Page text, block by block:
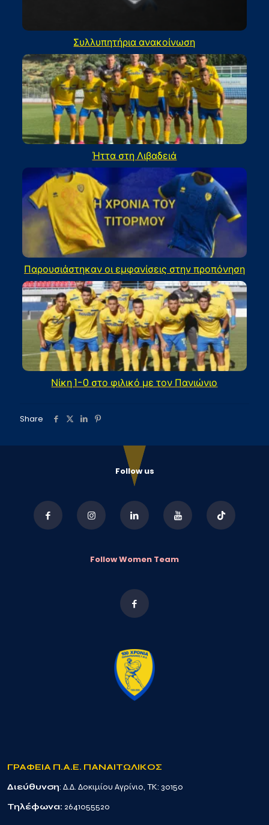
Συλλυπητήρια ανακοίνωση
Ήττα στη Λιβαδειά
Παρουσιάστηκαν οι εμφανίσεις στην προπόνηση
Νίκη 1-0 στο φιλικό με τον Πανιώνιο
Share
Follow us
Follow Women Team
ΓΡΑΦΕΙΑ Π.Α.Ε. ΠΑΝΑΙΤΩΛΙΚΟΣ
Διεύθυνση: Δ.Δ. Δοκιμίου Αγρίνιο, TK: 30150
Τηλέφωνα: 2641055520